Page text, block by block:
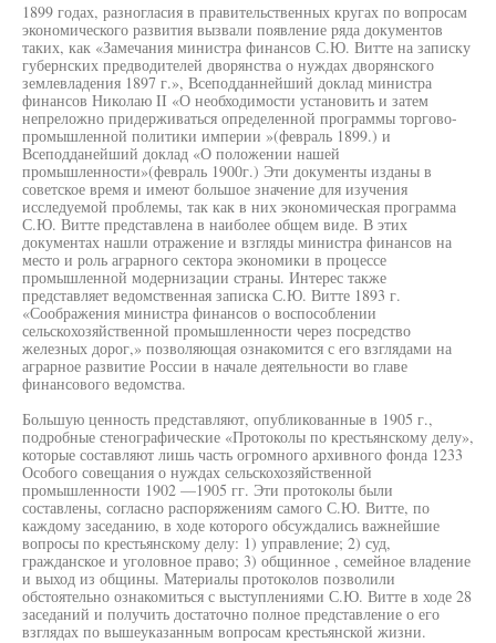
1899 годах, разногласия в правительственных кругах по вопросам
экономического развития вызвали появление ряда документов
таких, как «Замечания министра финансов С.Ю. Витте на записку
губернских предводителей дворянства о нуждах дворянского
землевладения 1897 г.», Всеподданнейший доклад министра
финансов Николаю II «О необходимости установить и затем
непреложно придерживаться определенной программы торгово-
промышленной политики империи »(февраль 1899.) и
Всеподданейший доклад «О положении нашей
промышленности»(февраль 1900г.) Эти документы изданы в
советское время и имеют большое значение для изучения
исследуемой проблемы, так как в них экономическая программа
С.Ю. Витте представлена в наиболее общем виде. В этих
документах нашли отражение и взгляды министра финансов на
место и роль аграрного сектора экономики в процессе
промышленной модернизации страны. Интерес также
представляет ведомственная записка С.Ю. Витте 1893 г.
«Соображения министра финансов о воспособлении
сельскохозяйственной промышленности через посредство
железных дорог,» позволяющая ознакомится с его взглядами на
аграрное развитие России в начале деятельности во главе
финансового ведомства.
Большую ценность представляют, опубликованные в 1905 г.,
подробные стенографические «Протоколы по крестьянскому делу»,
которые составляют лишь часть огромного архивного фонда 1233
Особого совещания о нуждах сельскохозяйственной
промышленности 1902 —1905 гг. Эти протоколы были
составлены, согласно распоряжениям самого С.Ю. Витте, по
каждому заседанию, в ходе которого обсуждались важнейшие
вопросы по крестьянскому делу: 1) управление; 2) суд,
гражданское и уголовное право; 3) общинное , семейное владение
и выход из общины. Материалы протоколов позволили
обстоятельно ознакомиться с выступлениями С.Ю. Витте в ходе 28
заседаний и получить достаточно полное представление о его
взглядах по вышеуказанным вопросам крестьянской жизни.